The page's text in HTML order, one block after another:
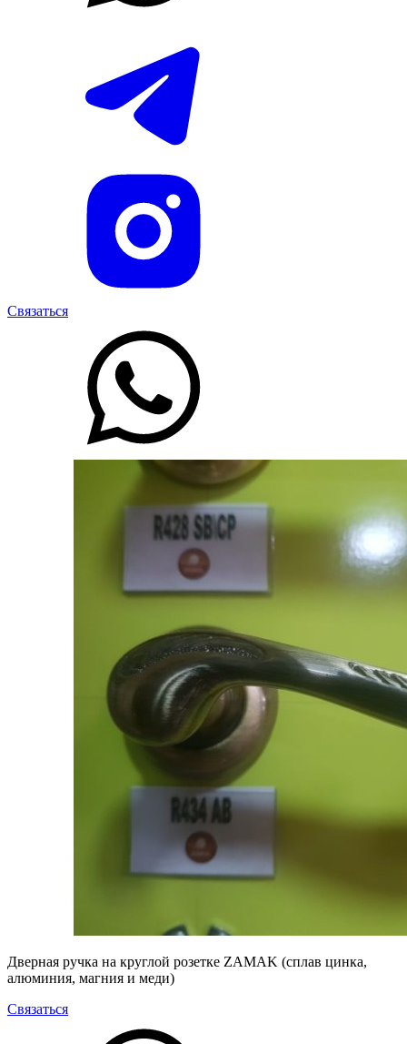
Связаться
Дверная ручка на круглой розетке ZAMAK (сплав цинка,
алюминия, магния и меди)
Связаться